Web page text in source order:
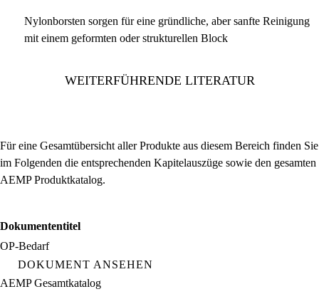
Nylonborsten sorgen für eine gründliche, aber sanfte Reinigung
mit einem geformten oder strukturellen Block
WEITERFÜHRENDE LITERATUR
Für eine Gesamtübersicht aller Produkte aus diesem Bereich finden Sie
im Folgenden die entsprechenden Kapitelauszüge sowie den gesamten
AEMP Produktkatalog.
Dokumententitel
OP-Bedarf
DOKUMENT ANSEHEN
AEMP Gesamtkatalog